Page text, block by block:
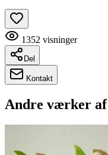
1352 visninger
Del
Kontakt
Andre værker af